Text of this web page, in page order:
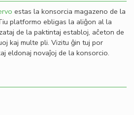
estas la konsorcia magazeno de la
platformo ebligas la aliĝon al la
de la paktintaj establoj, aĉeton de
kaj multe pli. Vizitu ĝin tuj por
eldonaj novaĵoj de la konsorcio.